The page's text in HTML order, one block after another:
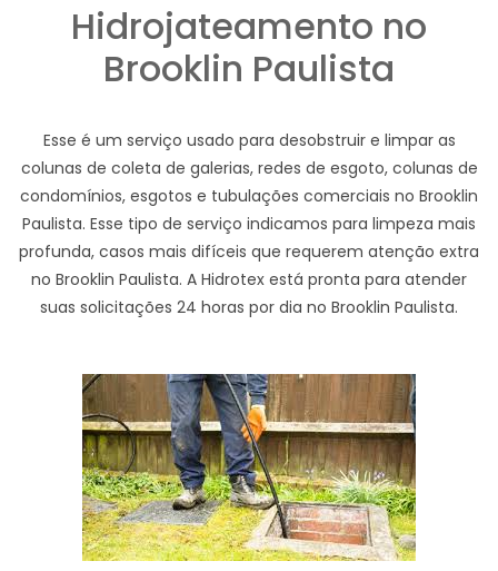
Hidrojateamento no
Brooklin Paulista
Esse é um serviço usado para desobstruir e limpar as
colunas de coleta de galerias, redes de esgoto, colunas de
condomínios, esgotos e tubulações comerciais no Brooklin
Paulista. Esse tipo de serviço indicamos para limpeza mais
profunda, casos mais difíceis que requerem atenção extra
no Brooklin Paulista. A Hidrotex está pronta para atender
suas solicitações 24 horas por dia no Brooklin Paulista.